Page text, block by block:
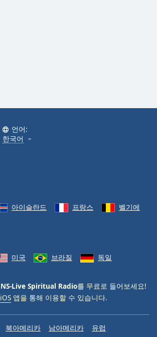
언어:
한국어
아이슬란드 프랑스
벨기에
미국 브라질 독일
NS-Live Spiritual Radio를 무료로 들어보세요!
iOS 앱을 통해 이용할 수 있습니다.
북아메리카 남아메리카
유럽